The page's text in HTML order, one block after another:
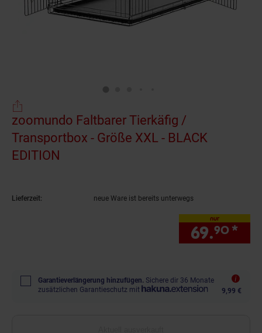
zoomundo Faltbarer Tierkäfig /
Transportbox - Größe XXL - BLACK
EDITION
Lieferzeit: neue Ware ist bereits unterwegs
nur
69.90 *
Garantieverlängerung hinzufügen. Sichere dir 36 Monate
zusätzlichen Garantieschutz mit
9,99 €